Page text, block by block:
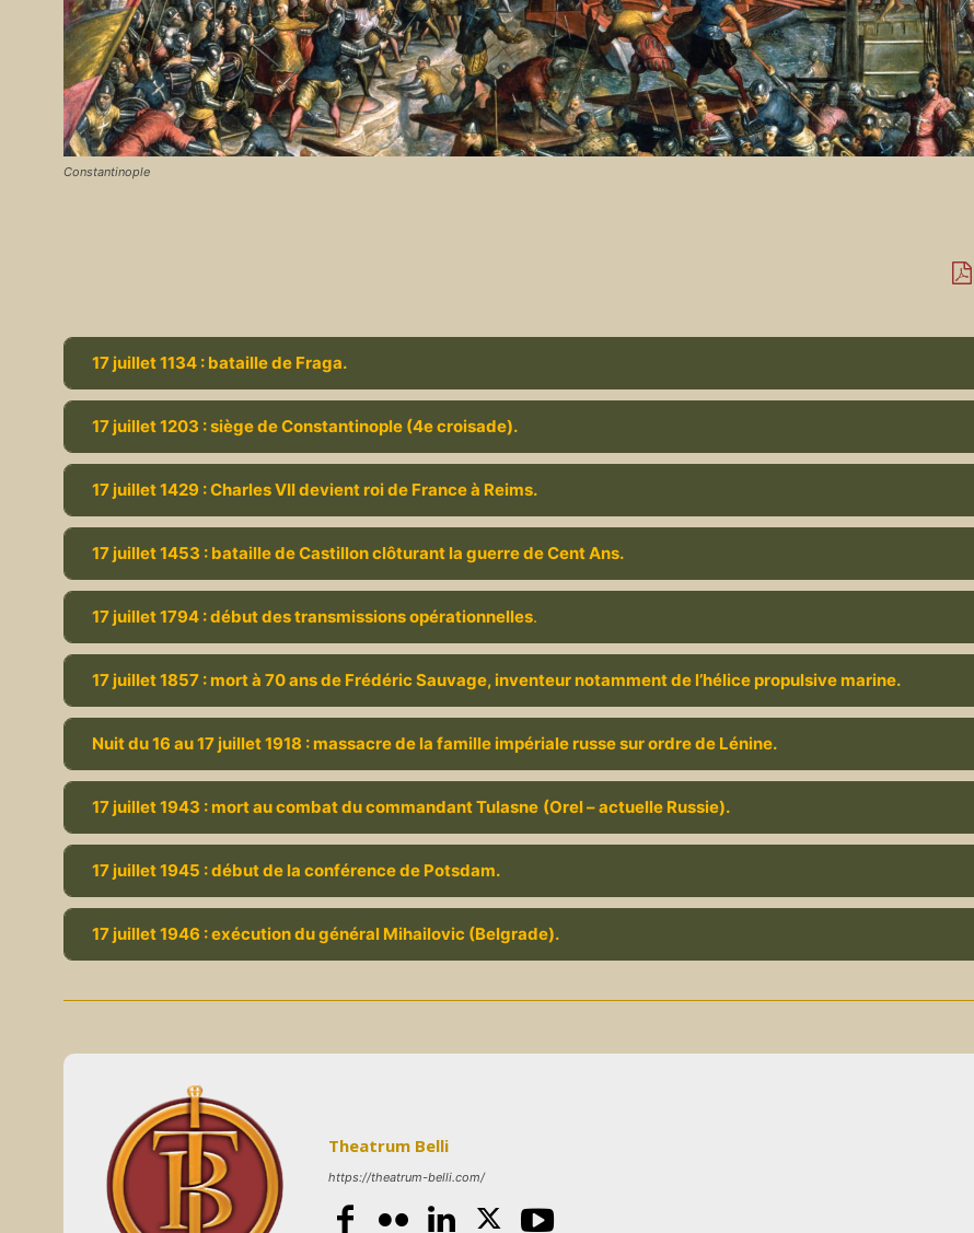
Constantinople
17 juillet 1134 : bataille de Fraga.
17 juillet 1203 : siège de Constantinople (4e croisade).
17 juillet 1429 : Charles VII devient roi de France à Reims.
17 juillet 1453 : bataille de Castillon clôturant la guerre de Cent Ans.
17 juillet 1794 : début des transmissions opérationnelles.
17 juillet 1857 : mort à 70 ans de Frédéric Sauvage, inventeur notamment de l’hélice propulsive marine.
Nuit du 16 au 17 juillet 1918 : massacre de la famille impériale russe sur ordre de Lénine.
17 juillet 1943 : mort au combat du commandant Tulasne (Orel – actuelle Russie).
17 juillet 1945 : début de la conférence de Potsdam.
17 juillet 1946 : exécution du général Mihailovic (Belgrade).
Theatrum Belli
https://theatrum-belli.com/